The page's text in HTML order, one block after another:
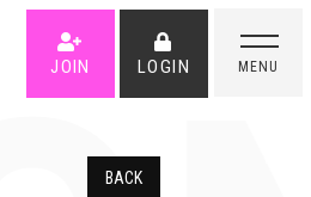
JOIN LOGIN MENU
BACK